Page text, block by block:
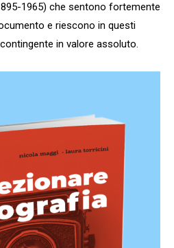
1965) che sentono fortemente
e riescono in questi
in valore assoluto.